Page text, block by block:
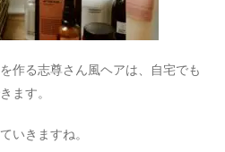
作る志尊さん風ヘアは、自宅でも
ます。
いきますね。